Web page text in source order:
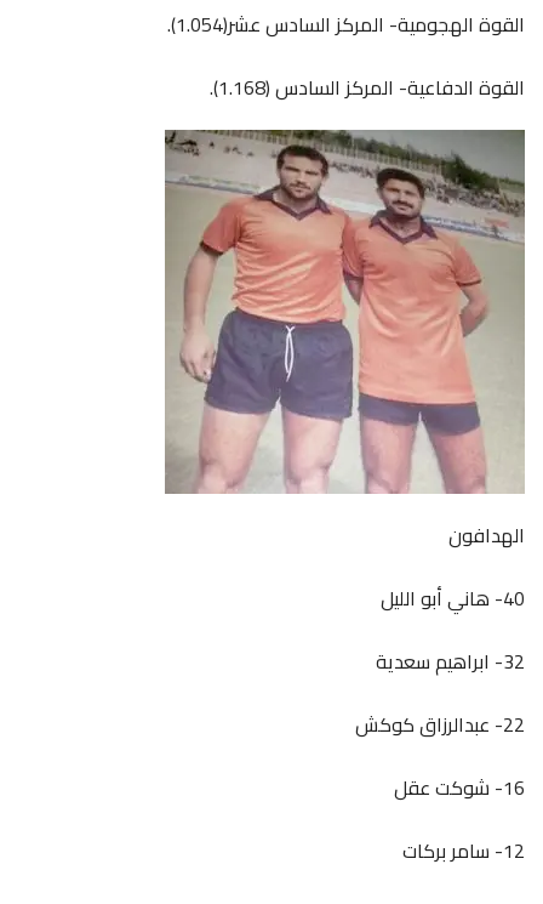
القوة الهجومية- المركز السادس عشر(1.054).
القوة الدفاعية- المركز السادس (1.168).
الهدافون
40- هاني أبو الليل
32- ابراهيم سعدية
22- عبدالرزاق كوكش
16- شوكت عقل
12- سامر بركات